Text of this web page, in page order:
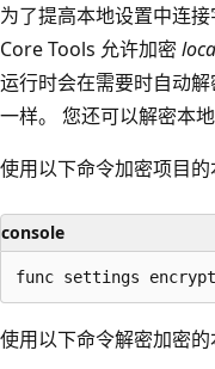
为了提高本地设置中连
Core Tools 允许加密
运行时会在需要时自动
一样。 您还可以解密本
使用以下命令加密项目的
console
使用以下命令解密加密的